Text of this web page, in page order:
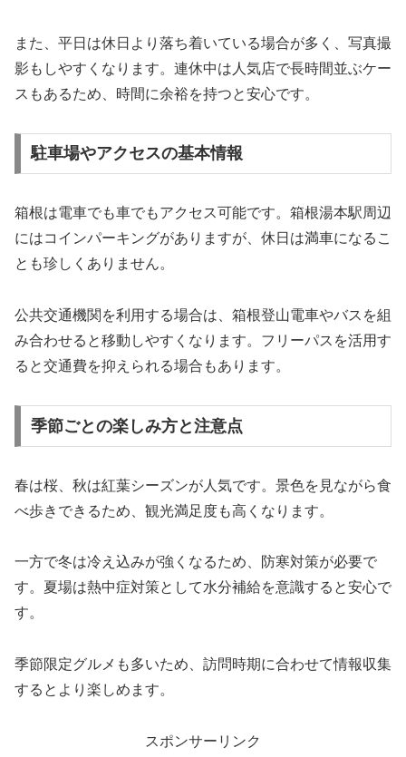
また、平日は休日より落ち着いている場合が多く、写真撮
影もしやすくなります。連休中は人気店で長時間並ぶケー
スもあるため、時間に余裕を持つと安心です。
駐車場やアクセスの基本情報
箱根は電車でも車でもアクセス可能です。箱根湯本駅周辺
にはコインパーキングがありますが、休日は満車になるこ
とも珍しくありません。
公共交通機関を利用する場合は、箱根登山電車やバスを組
み合わせると移動しやすくなります。フリーパスを活用す
ると交通費を抑えられる場合もあります。
季節ごとの楽しみ方と注意点
春は桜、秋は紅葉シーズンが人気です。景色を見ながら食
べ歩きできるため、観光満足度も高くなります。
一方で冬は冷え込みが強くなるため、防寒対策が必要で
す。夏場は熱中症対策として水分補給を意識すると安心で
す。
季節限定グルメも多いため、訪問時期に合わせて情報収集
するとより楽しめます。
スポンサーリンク